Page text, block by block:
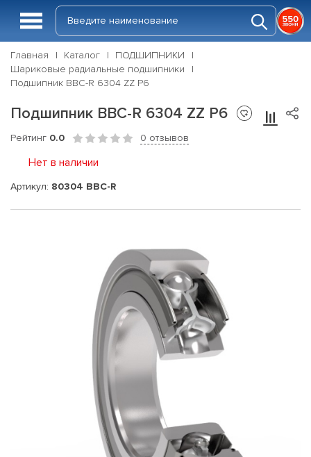
Главная Каталог
ПОДШИПНИКИ
Шариковые радиальные подшипники
Подшипник BBC-R 6304 ZZ P6
Подшипник BBC-R 6304 ZZ P6
Рейтинг 0.0 0 отзывов
Нет в наличии
Артикул: 80304 BBC-R